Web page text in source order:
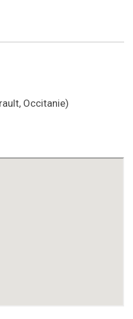
Occitanie)